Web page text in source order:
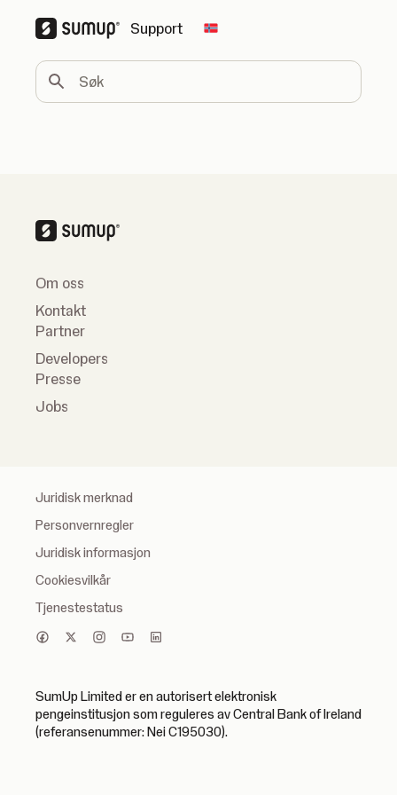
Support Change country
Søk
Om oss
Kontakt
Partner
Developers
Presse
Jobs
Juridisk merknad
Personvernregler
Juridisk informasjon
Cookiesvilkår
Tjenestestatus
SumUp Limited er en autorisert elektronisk
pengeinstitusjon som reguleres av Central Bank of Ireland
(referansenummer: Nei C195030).